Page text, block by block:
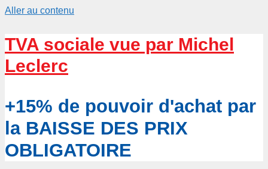
Aller au contenu
TVA sociale vue par Michel
Leclerc
+15% de pouvoir d'achat par
la BAISSE DES PRIX
OBLIGATOIRE